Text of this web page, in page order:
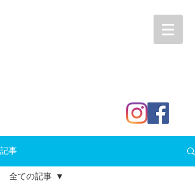
記事
全ての記事